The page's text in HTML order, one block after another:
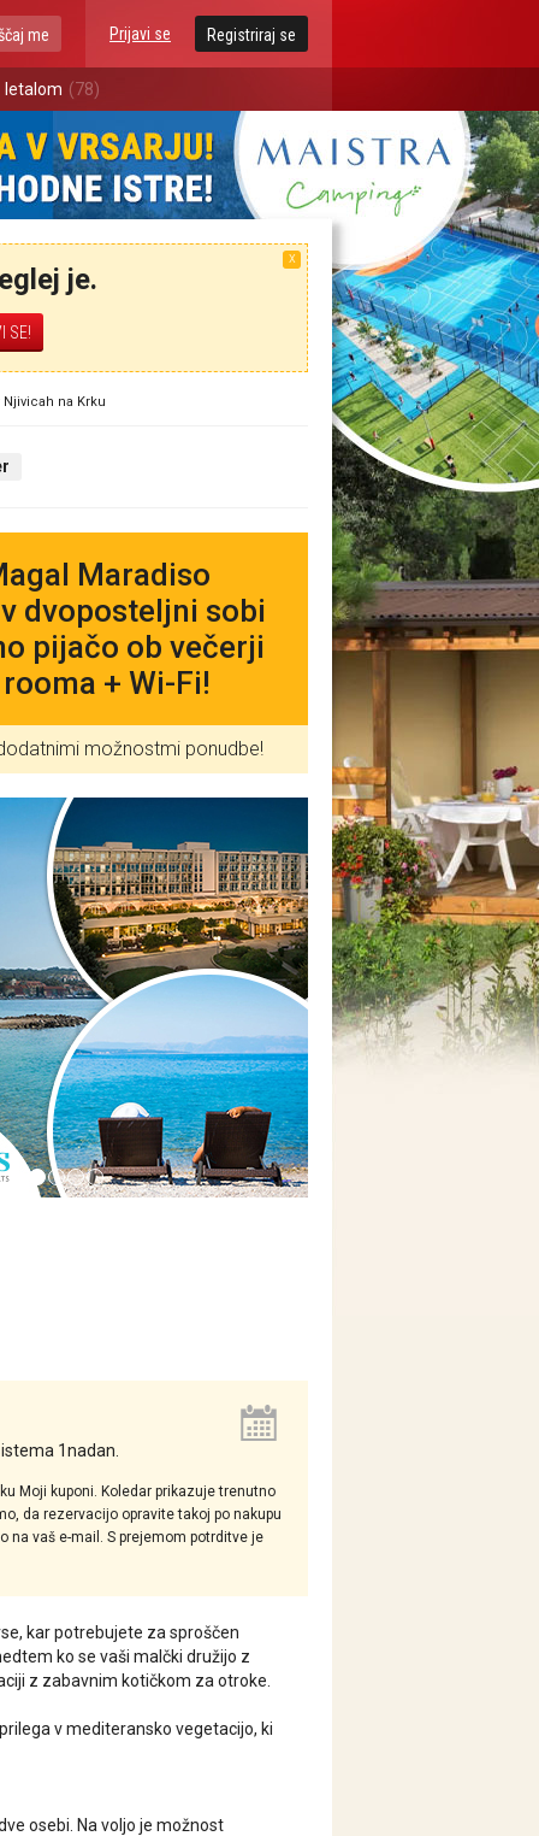
Prijavi se Registriraj se
me
letalom (78)
X
je.
na Krku
Maradiso
dvoposteljni sobi
pijačo ob večerji
+ Wi-Fi!
možnostmi ponudbe!
1nadan.
Moji kuponi. Koledar prikazuje trenutno
da rezervacijo opravite takoj po nakupu
vaš e-mail. S prejemom potrditve je
kar potrebujete za sproščen
ko se vaši malčki družijo z
z zabavnim kotičkom za otroke.
v mediteransko vegetacijo, ki
osebi. Na voljo je možnost